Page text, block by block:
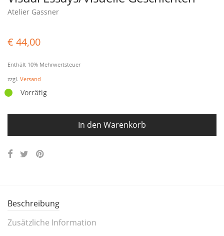
Atelier Gassner
€ 44,00
Enthält 10% Mehrwertsteuer
zzgl. Versand
Vorrätig
In den Warenkorb
Beschreibung
Zusätzliche Information